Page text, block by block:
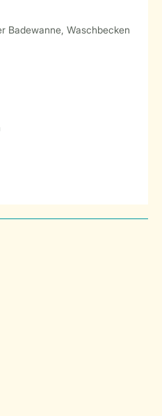
Badewanne, Waschbecken